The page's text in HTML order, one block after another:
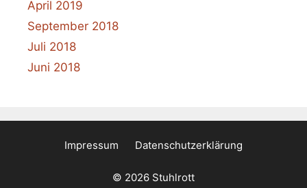
April 2019
September 2018
Juli 2018
Juni 2018
Impressum Datenschutzerklärung
© 2026 Stuhlrott